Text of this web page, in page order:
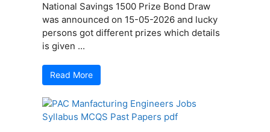
National Savings 1500 Prize Bond Draw
was announced on 15-05-2026 and lucky
persons got different prizes which details
is given ...
Read More